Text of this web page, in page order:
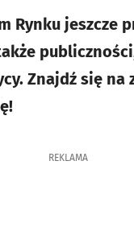
jeszcze
Znajdź się na
REKLAMA